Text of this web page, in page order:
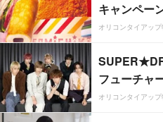
キャンペー
オリコンタイアップ
フューチャ
オリコンタイアップ